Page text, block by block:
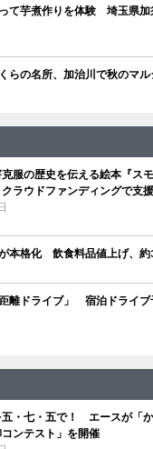
て芋煮作りを体験 埼玉県加
らの名所、加治川で秋のマル
服の歴史を伝える絵本『ス
ラウドファンディングで支
本格化 飲食料品値上げ、
離ドライブ」 宿泊ドライブ
五・七・五で！ エースが「
ンテスト」を開催